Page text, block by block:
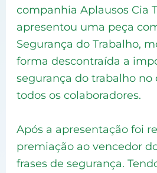
companhia Aplausos Cia
apresentou uma peça
Segurança do Trabalho,
forma descontraída a
segurança do trabalho no
todos os colaboradores.
Após a apresentação foi
premiação ao vencedor
frases de segurança.